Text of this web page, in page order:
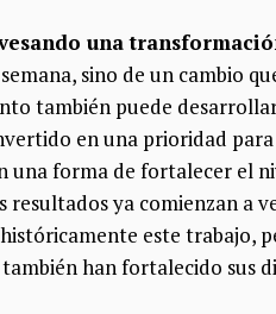
una
sino de un cambio
también puede
en una prioridad
una forma de fortalecer el
ya comienzan a
este trabajo,
han fortalecido sus